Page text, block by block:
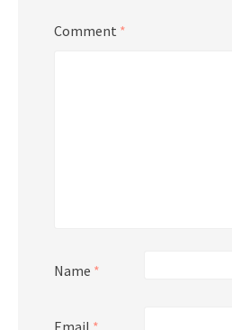
Comment *
Name *
Email *